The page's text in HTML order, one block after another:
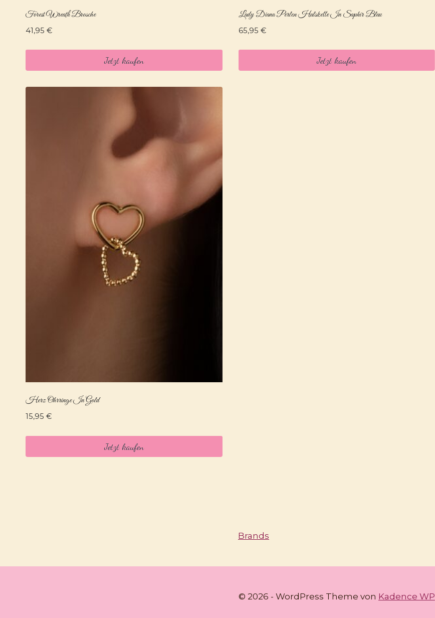
Forest Wreath Brosche
41,95 €
Jetzt kaufen
Lady Diana Perlen Halskette In Saphir Blau
65,95 €
Jetzt kaufen
Herz Ohrringe In Gold
15,95 €
Jetzt kaufen
Brands
© 2026 - WordPress Theme von Kadence WP